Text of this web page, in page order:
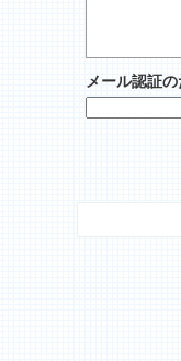
メール認証